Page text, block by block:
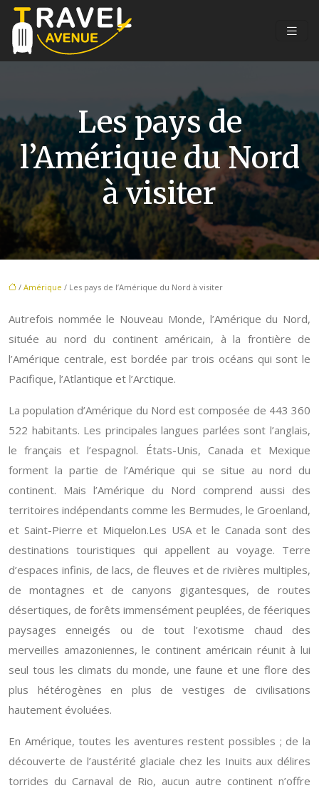
Les pays de
l’Amérique du Nord
à visiter
/ Amérique / Les pays de l’Amérique du Nord à visiter
Autrefois nommée le Nouveau Monde, l’Amérique du Nord,
située au nord du continent américain, à la frontière de
l’Amérique centrale, est bordée par trois océans qui sont le
Pacifique, l’Atlantique et l’Arctique.
La population d’Amérique du Nord est composée de 443 360
522 habitants. Les principales langues parlées sont l’anglais,
le français et l’espagnol. États-Unis, Canada et Mexique
forment la partie de l’Amérique qui se situe au nord du
continent. Mais l’Amérique du Nord comprend aussi des
territoires indépendants comme les Bermudes, le Groenland,
et Saint-Pierre et Miquelon.Les USA et le Canada sont des
destinations touristiques qui appellent au voyage. Terre
d’espaces infinis, de lacs, de fleuves et de rivières multiples,
de montagnes et de canyons gigantesques, de routes
désertiques, de forêts immensément peuplées, de féeriques
paysages enneigés ou de tout l’exotisme chaud des
merveilles amazoniennes, le continent américain réunit à lui
seul tous les climats du monde, une faune et une flore des
plus hétérogènes en plus de vestiges de civilisations
hautement évoluées.
En Amérique, toutes les aventures restent possibles ; de la
découverte de l’austérité glaciale chez les Inuits aux délires
torrides du Carnaval de Rio, aucun autre continent n’offre